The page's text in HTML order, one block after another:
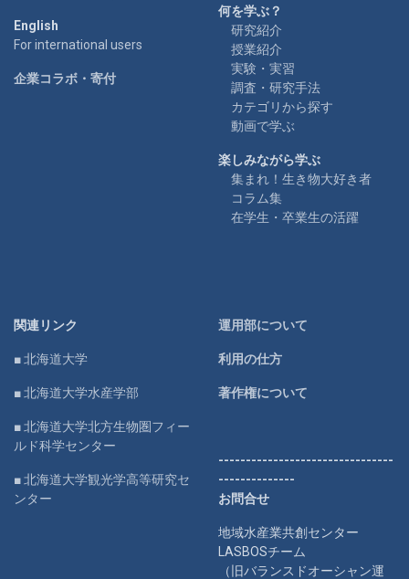
English
For international users
企業コラボ・寄付
何を学ぶ？
研究紹介
授業紹介
実験・実習
調査・研究手法
カテゴリから探す
動画で学ぶ
楽しみながら学ぶ
集まれ！生き物大好き者
コラム集
在学生・卒業生の活躍
関連リンク
■ 北海道大学
■ 北海道大学水産学部
■ 北海道大学北方生物圏フィー
ルド科学センター
■ 北海道大学観光学高等研究セ
ンター
運用部について
利用の仕方
著作権について
--------------------------------
--------------
お問合せ
地域水産業共創センター
LASBOSチーム
（旧バランスドオーシャン運